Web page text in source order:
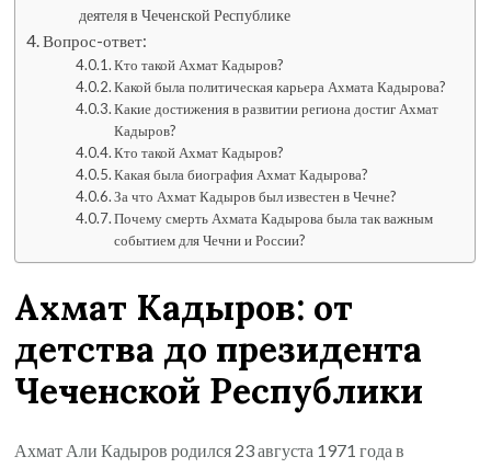
деятеля в Чеченской Республике
Вопрос-ответ:
Кто такой Ахмат Кадыров?
Какой была политическая карьера Ахмата Кадырова?
Какие достижения в развитии региона достиг Ахмат
Кадыров?
Кто такой Ахмат Кадыров?
Какая была биография Ахмат Кадырова?
За что Ахмат Кадыров был известен в Чечне?
Почему смерть Ахмата Кадырова была так важным
событием для Чечни и России?
Ахмат Кадыров: от
детства до президента
Чеченской Республики
Ахмат Али Кадыров родился 23 августа 1971 года в